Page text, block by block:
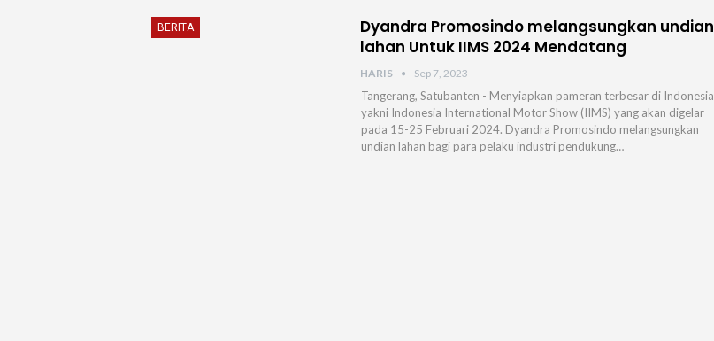
BERITA
Dyandra Promosindo melangsungkan undian
lahan Untuk IIMS 2024 Mendatang
HARIS Sep 7, 2023
Tangerang, Satubanten - Menyiapkan pameran terbesar di Indonesia
yakni Indonesia International Motor Show (IIMS) yang akan digelar
pada 15-25 Februari 2024. Dyandra Promosindo melangsungkan
undian lahan bagi para pelaku industri pendukung…